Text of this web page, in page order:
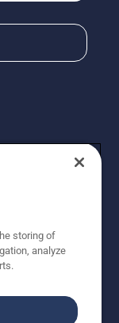
I prezzi
specializzati
di IVA
Tutti i prezzi
(IVA inclusa),
per l'acquisto
storing of
analyze